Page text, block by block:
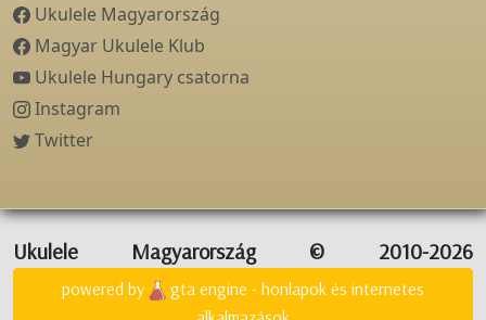
Ukulele Magyarország
Magyar Ukulele Klub
Ukulele Hungary csatorna
Instagram
Twitter
Ukulele Magyarország © 2010-2026
powered by
gta engine - honlapok és internetes